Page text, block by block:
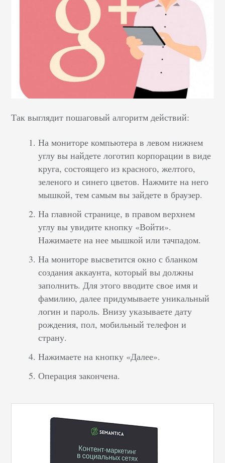
Так выглядит пошаговый алгоритм действий:
На мониторе компьютера в левом нижнем
углу вы найдете логотип корпорации в виде
круга, состоящего из красного, желтого,
зеленого и синего цветов. Нажмите на него
мышкой, тем самым вы зайдете в браузер.
На главной странице, в правом верхнем
углу вы увидите кнопку «Войти».
Нажимаете на нее мышкой или тачпадом.
На мониторе высветится окно с бланком
создания аккаунта, который вы должны
заполнить. Для этого вводите свое имя и
фамилию, далее придумываете уникальный
логин и пароль. Внизу указываете дату
рождения, пол, мобильный телефон и
страну.
Нажимаете на кнопку «Далее».
Операция закончена.